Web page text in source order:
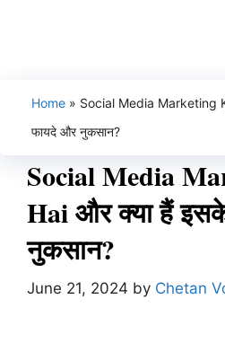
Home » Social Media Marketing
फायदे और नुकसान?
Social Media
Hai और क्या हैं
नुकसान?
June 21, 2024 by Chetan